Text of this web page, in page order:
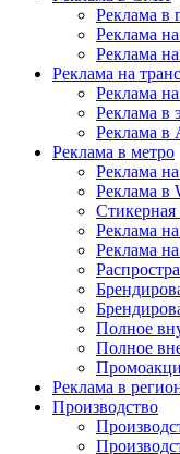
Реклама в
Реклама
Реклама
Реклама на
Реклама
Реклама в
Реклама в
Реклама в метро
Реклама
Реклама в
Стикерная
Реклама
Реклама
Полное
Полное
Реклама в
Производство